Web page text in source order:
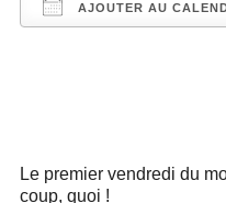
AJOUTER AU
Le premier vendredi du
coup, quoi !